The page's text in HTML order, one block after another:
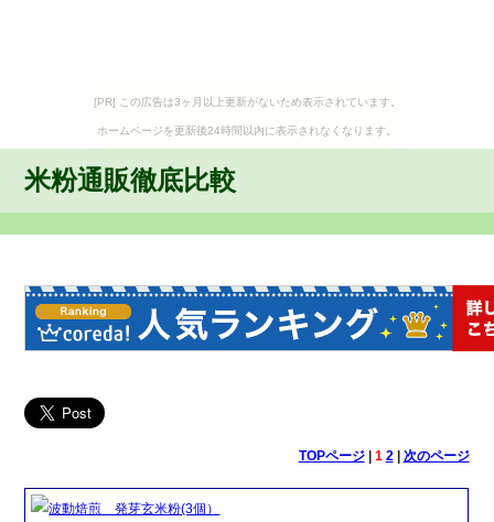
[PR] この広告は3ヶ月以上更新がないため表示されています。
ホームページを更新後24時間以内に表示されなくなります。
米粉通販徹底比較
TOPページ| 1 2| 次のページ
波動焙煎 発芽玄米粉(3個）